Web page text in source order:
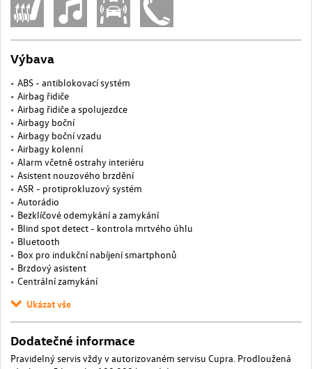
Výbava
ABS - antiblokovací systém
Airbag řidiče
Airbag řidiče a spolujezdce
Airbagy boční
Airbagy boční vzadu
Airbagy kolenní
Alarm včetně ostrahy interiéru
Asistent nouzového brzdění
ASR - protiprokluzový systém
Autorádio
Bezklíčové odemykání a zamykání
Blind spot detect - kontrola mrtvého úhlu
Bluetooth
Box pro indukční nabíjení smartphonů
Brzdový asistent
Centrální zamykání
Ukázat vše
Dodatečné informace
Pravidelný servis vždy v autorizovaném servisu Cupra. Prodloužená